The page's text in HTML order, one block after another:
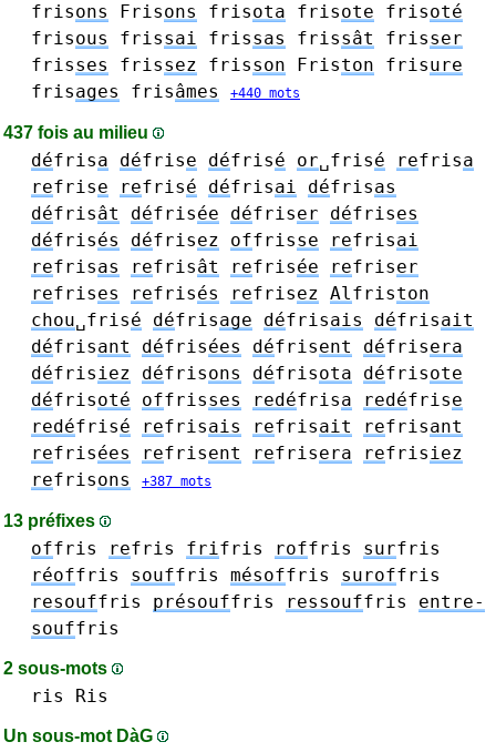
frisons Frisons frisota frisote frisoté
frisous frissai frissas frissât frisser
frisses frissez frisson Friston frisure
frisages frisâmes +440 mots
437 fois au milieu
défrisa défrise défrisé or␣frisé refrisa
refrise refrisé défrisai défrisas
défrisât défrisée défriser défrises
défrisés défrisez offrisse refrisai
refrisas refrisât refrisée refriser
refrises refrisés refrisez Alfriston
chou␣frisé défrisage défrisais défrisait
défrisant défrisées défrisent défrisera
défrisiez défrisons défrisota défrisote
défrisoté offrisses redéfrisa redéfrise
redéfrisé refrisais refrisait refrisant
refrisées refrisent refrisera refrisiez
refrisons +387 mots
13 préfixes
offris refris frifris roffris surfris
réoffris souffris mésoffris suroffris
resouffris présouffris ressouffris
entre-
souffris
2 sous-mots
ris Ris
Un sous-mot DàG